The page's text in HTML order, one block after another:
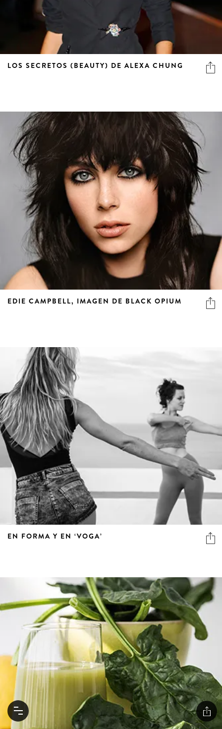
LOS SECRETOS (BEAUTY) DE ALEXA CHUNG
EDIE CAMPBELL, IMAGEN DE BLACK OPIUM
EN FORMA Y EN ‘VOGA’